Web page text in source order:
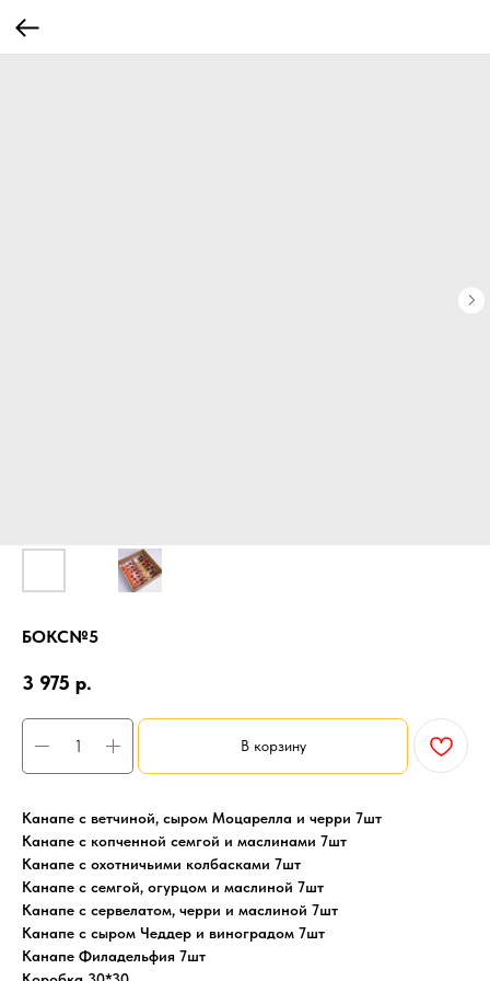
БОКС№5
3 975 р.
В корзину
Канапе с ветчиной, сыром Моцарелла и черри 7шт
Канапе с копченной семгой и маслинами 7шт
Канапе с охотничьими колбасками 7шт
Канапе с семгой, огурцом и маслиной 7шт
Канапе с сервелатом, черри и маслиной 7шт
Канапе с сыром Чеддер и виноградом 7шт
Канапе Филадельфия 7шт